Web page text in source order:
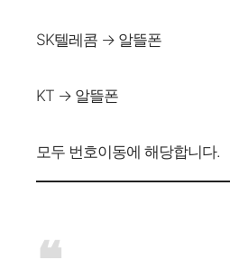
SK텔레콤 → 알뜰폰
KT → 알뜰폰
모두 번호이동에 해당합니다.